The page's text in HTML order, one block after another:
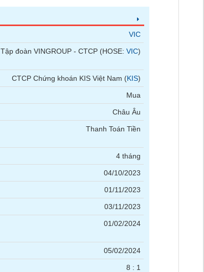
VIC
Tập đoàn VINGROUP - CTCP (HOSE:VIC)
CTCP Chứng khoán KIS Việt Nam (KIS)
Mua
Châu Âu
Thanh Toán Tiền
4 tháng
04/10/2023
01/11/2023
03/11/2023
01/02/2024
05/02/2024
8 : 1